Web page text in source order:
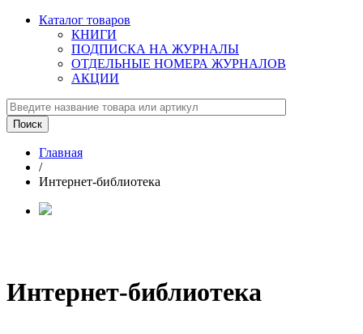
Каталог товаров
КНИГИ
ПОДПИСКА НА ЖУРНАЛЫ
ОТДЕЛЬНЫЕ НОМЕРА ЖУРНАЛОВ
АКЦИИ
Главная
/
Интернет-библиотека
Интернет-библиотека